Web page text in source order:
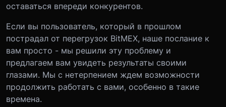
оставаться впереди конкурентов.
Если вы пользователь, который в прошлом
пострадал от перегрузок BitMEX, наше послание к
вам просто - мы решили эту проблему и
предлагаем вам увидеть результаты своими
глазами. Мы с нетерпением ждем возможности
продолжить работать с вами, особенно в такие
времена.